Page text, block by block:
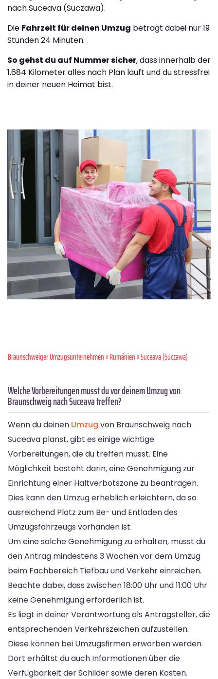
nach Suceava (Suczawa).
Die Fahrzeit für deinen Umzug beträgt dabei nur 19
Stunden 24 Minuten.
So gehst du auf Nummer sicher, dass innerhalb der
1.684 Kilometer alles nach Plan läuft und du stressfrei
in deiner neuen Heimat bist.
Braunschweiger Umzugsunternehmen»Rumänien» Suceava (Suczawa)
Welche Vorbereitungen musst du vor deinem Umzug von
Braunschweig nach Suceava treffen?
Wenn du deinen Umzug von Braunschweig nach
Suceava planst, gibt es einige wichtige
Vorbereitungen, die du treffen musst. Eine
Möglichkeit besteht darin, eine Genehmigung zur
Einrichtung einer Haltverbotszone zu beantragen.
Dies kann den Umzug erheblich erleichtern, da so
ausreichend Platz zum Be- und Entladen des
Umzugsfahrzeugs vorhanden ist.
Um eine solche Genehmigung zu erhalten, musst du
den Antrag mindestens 3 Wochen vor dem Umzug
beim Fachbereich Tiefbau und Verkehr einreichen.
Beachte dabei, dass zwischen 18:00 Uhr und 11:00 Uhr
keine Genehmigung erforderlich ist.
Es liegt in deiner Verantwortung als Antragsteller, die
entsprechenden Verkehrszeichen aufzustellen.
Diese können bei Umzugsfirmen erworben werden.
Dort erhältst du auch Informationen über die
Verfügbarkeit der Schilder sowie deren Kosten.